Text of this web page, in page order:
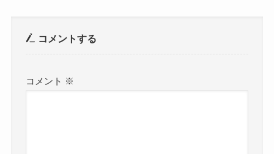
コメントする
コメント ※